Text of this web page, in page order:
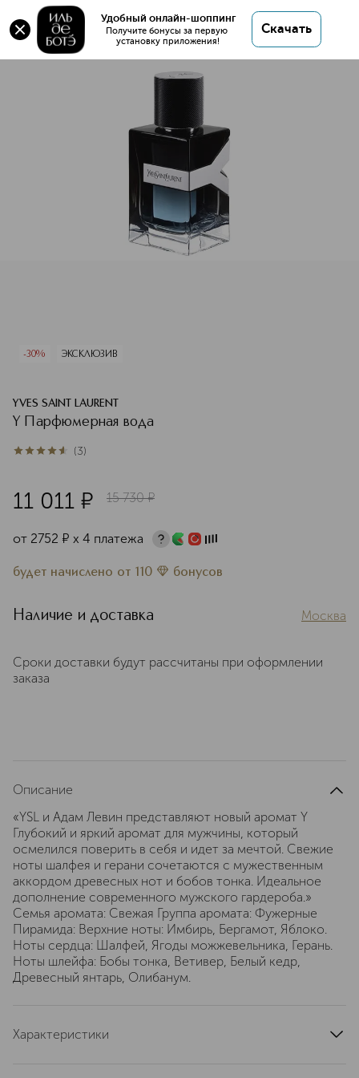
Удобный онлайн-шоппинг
Получите бонусы за первую
установку приложения!
Скачать
Оригинал 💯 Y Парфюмерная вода купить в
интернет магазине ИЛЬ ДЕ БОТЭ с доставкой.
-30% ЭКСКЛЮЗИВ
YVES SAINT LAURENT
Y Парфюмерная вода
4.7из 53 (3)
11 011 ¤ 15 730 ¤
от 2752 ¤ х 4 платежа
будет начислено от 110 бонусов
Наличие и доставка Москва
Сроки доставки будут рассчитаны при оформлении
заказа
Описание
«YSL и Адам Левин представляют новый аромат Y
Глубокий и яркий аромат для мужчины, который
осмелился поверить в себя и идет за мечтой. Свежие
ноты шалфея и герани сочетаются с мужественным
аккордом древесных нот и бобов тонка. Идеальное
дополнение современного мужского гардероба.»
Семья аромата: Свежая Группа аромата: Фужерные
Пирамида: Верхние ноты: Имбирь, Бергамот, Яблоко.
Ноты сердца: Шалфей, Ягоды можжевельника, Герань.
Ноты шлейфа: Бобы тонка, Ветивер, Белый кедр,
Древесный янтарь, Олибанум.
Характеристики